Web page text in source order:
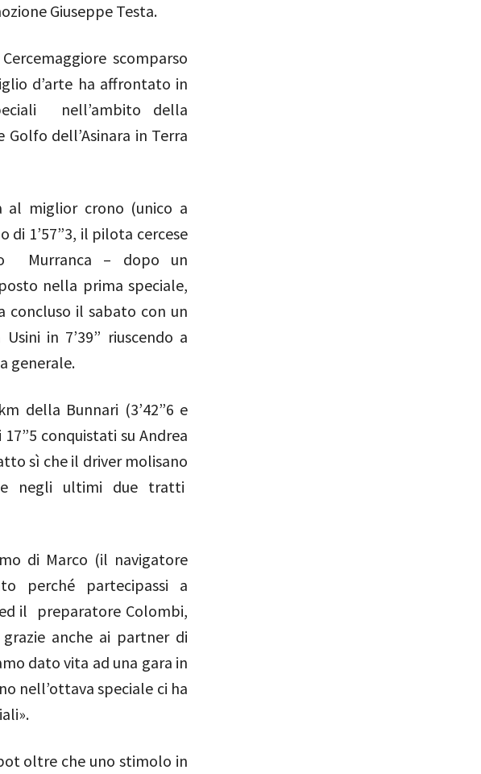
Giuseppe Testa.
scomparso
d’arte ha affrontato in
nell’ambito della
dell’Asinara in Terra
al miglior crono (unico a
di 1’57”3, il pilota cercese
Murranca – dopo un
nella prima speciale,
concluso il sabato con un
in 7’39” riuscendo a
generale.
della Bunnari (3’42”6 e
conquistati su Andrea
sì che il driver molisano
negli ultimi due tratti
di Marco (il navigatore
perché partecipassi a
il preparatore Colombi,
anche ai partner di
dato vita ad una gara in
nell’ottava speciale ci ha
oltre che uno stimolo in